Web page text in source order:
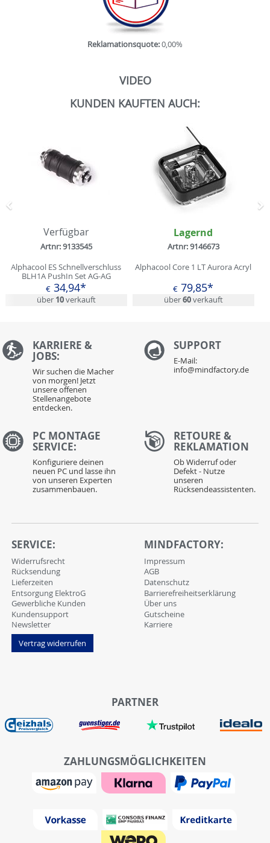
Reklamationsquote:0,00%
VIDEO
KUNDEN KAUFTEN AUCH:
Verfügbar
Artnr: 9133545
Alphacool ES Schnellverschluss
BLH1A PushIn Set AG-AG
€ 34,94*
über 10verkauft
Lagernd
Artnr: 9146673
Alphacool Core 1 LT Aurora Acryl
€ 79,85*
über60verkauft
Zurück
KARRIERE &
JOBS:
Wir suchen die Macher
von morgen! Jetzt
unsere offenen
Stellenangebote
entdecken.
SUPPORT
E-Mail:
info@mindfactory.de
PC MONTAGE
SERVICE:
Konfiguriere deinen
neuen PC und lasse ihn
von unseren Experten
zusammenbauen.
RETOURE &
REKLAMATION
Ob Widerruf oder
Defekt - Nutze
unseren
Rücksendeassistenten.
SERVICE:
Widerrufsrecht
Rücksendung
Lieferzeiten
Entsorgung ElektroG
Gewerbliche Kunden
Kundensupport
Newsletter
Vertrag widerrufen
MINDFACTORY:
Impressum
AGB
Datenschutz
Barrierefreiheitserklärung
Über uns
Gutscheine
Karriere
PARTNER
ZAHLUNGSMÖGLICHKEITEN